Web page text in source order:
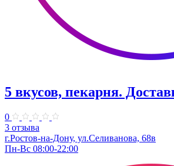
5 вкусов, пекарня.
0
3 отзыва
г.Ростов-на-Дону, ул.Селиванова, 68в
Пн-Вс 08:00-22:00